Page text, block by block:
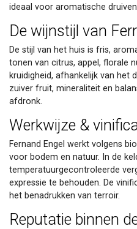
ideaal voor aromatische
De wijnstijl van
De stijl van het huis is fris,
tonen van citrus, appel, florale
kruidigheid, afhankelijk van het
zuiver fruit, mineraliteit en
afdronk.
Werkwijze &
Fernand Engel werkt volgens
voor bodem en natuur. In de
temperatuurgecontroleerde
expressie te behouden. De
het benadrukken van terroir.
Reputatie binnen